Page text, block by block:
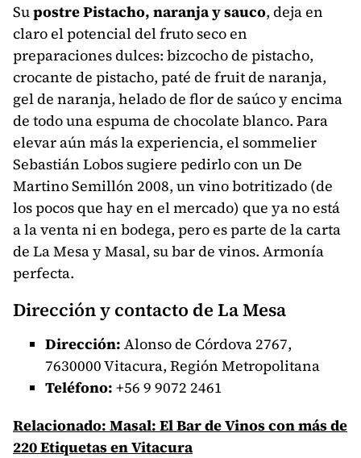
Supostre Pistacho, naranja y sauco, deja en
claro el potencial del fruto seco en
preparaciones dulces: bizcocho de pistacho,
crocante de pistacho, paté de fruit de naranja,
gel de naranja, helado de flor de saúco y encima
de todo una espuma de chocolate blanco. Para
elevar aún más la experiencia, el sommelier
Sebastián Lobos sugiere pedirlo con un De
Martino Semillón 2008, un vino botritizado (de
los pocos que hay en el mercado) que ya no está
a la venta ni en bodega, pero es parte de la carta
de La Mesa y Masal, su bar de vinos. Armonía
perfecta.
Dirección y contacto de La Mesa
Dirección: Alonso de Córdova 2767,
7630000 Vitacura, Región Metropolitana
Teléfono: +56 9 9072 2461
Relacionado: Masal: El Bar de Vinos con más de
220 Etiquetas en Vitacura